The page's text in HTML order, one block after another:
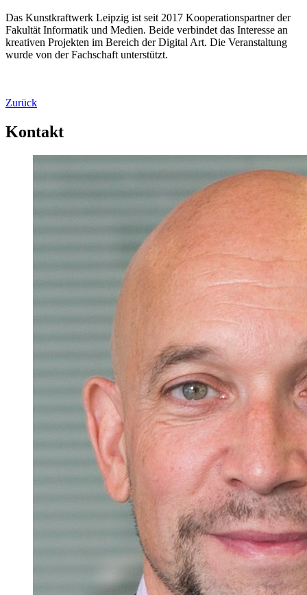
Das Kunstkraftwerk Leipzig ist seit 2017 Kooperationspartner der
Fakultät Informatik und Medien. Beide verbindet das Interesse an
kreativen Projekten im Bereich der Digital Art. Die Veranstaltung
wurde von der Fachschaft unterstützt.
Zurück
Kontakt